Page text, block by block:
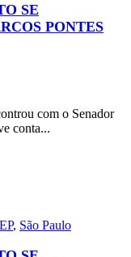
SE
PONTES
com o Senador
conta...
, São Paulo